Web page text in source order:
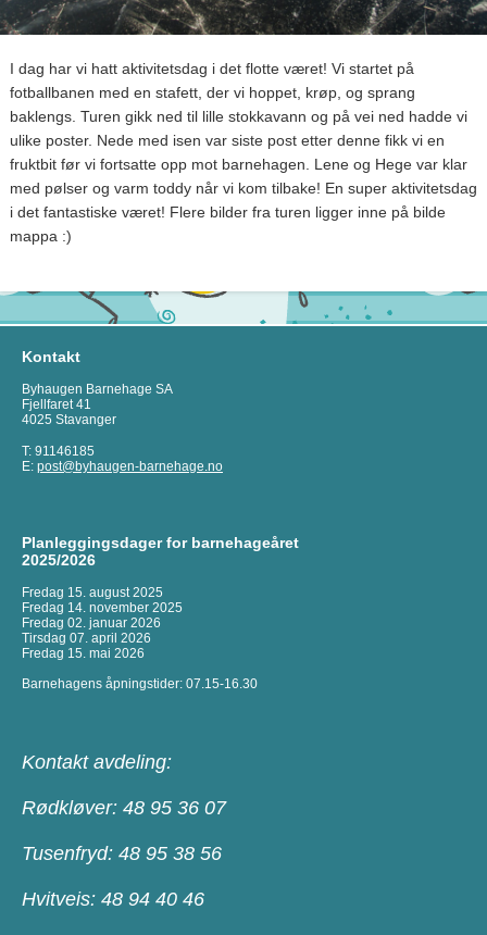
I dag har vi hatt aktivitetsdag i det flotte været! Vi startet på
fotballbanen med en stafett, der vi hoppet, krøp, og sprang
baklengs. Turen gikk ned til lille stokkavann og på vei ned hadde vi
ulike poster. Nede med isen var siste post etter denne fikk vi en
fruktbit før vi fortsatte opp mot barnehagen. Lene og Hege var klar
med pølser og varm toddy når vi kom tilbake! En super aktivitetsdag
i det fantastiske været! Flere bilder fra turen ligger inne på bilde
mappa :)
Kontakt
Byhaugen Barnehage SA
Fjellfaret 41
4025 Stavanger
T: 91146185
E: post@byhaugen-barnehage.no
Planleggingsdager for barnehageåret
2025/2026
Fredag 15. august 2025
Fredag 14. november 2025
Fredag 02. januar 2026
Tirsdag 07. april 2026
Fredag 15. mai 2026
Barnehagens åpningstider: 07.15-16.30
Kontakt avdeling:
Rødkløver: 48 95 36 07
Tusenfryd: 48 95 38 56
Hvitveis: 48 94 40 46